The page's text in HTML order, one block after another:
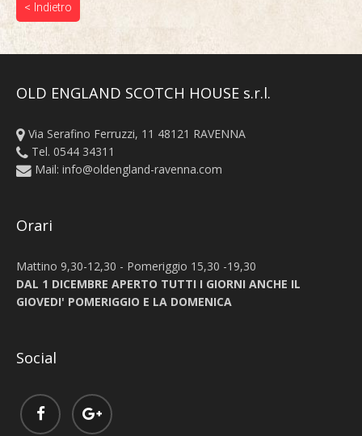
< Indietro
OLD ENGLAND SCOTCH HOUSE s.r.l.
Via Serafino Ferruzzi, 11 48121 RAVENNA
Tel. 0544 34311
Mail: info@oldengland-ravenna.com
Orari
Mattino 9,30-12,30 - Pomeriggio 15,30 -19,30
DAL 1 DICEMBRE APERTO TUTTI I GIORNI ANCHE IL
GIOVEDI' POMERIGGIO E LA DOMENICA
Social